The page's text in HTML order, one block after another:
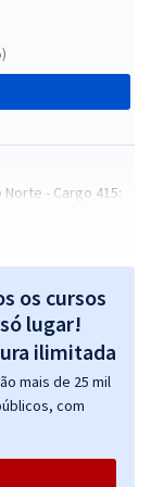
Norte - Cargo 415:
- Cargo 402:
os cursos
lugar!
mais de 25 mil
com